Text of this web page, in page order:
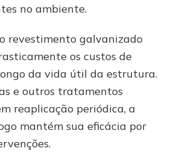
no ambiente.
revestimento galvanizado
os custos de
da vida útil da estrutura.
e outros tratamentos
reaplicação periódica, a
mantém sua eficácia por